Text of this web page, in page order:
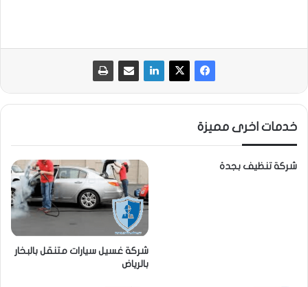
خدمات اخرى مميزة
شركة تنظيف بجدة
شركة غسيل سيارات متنقل بالبخار
بالرياض